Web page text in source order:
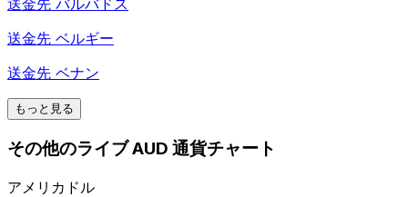
送金先 バルバドス
送金先 ベルギー
送金先 ベナン
もっと見る
その他のライブ AUD 通貨チャート
アメリカドル